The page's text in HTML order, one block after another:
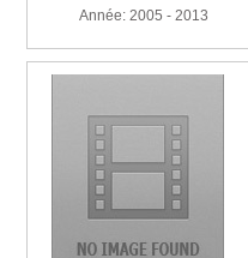
Année: 2005 - 2013